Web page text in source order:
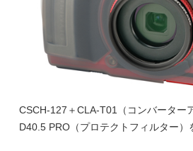
CSCH-127＋CLA-T01（コンバーター
D40.5 PRO（プロテクトフィルター）